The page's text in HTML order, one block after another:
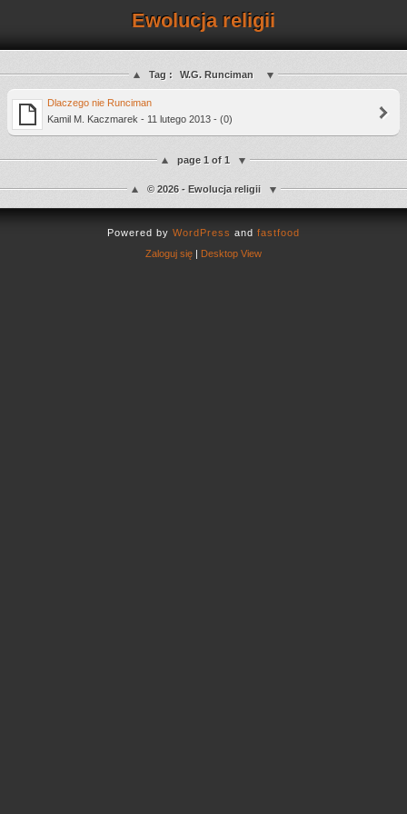
Ewolucja religii
Tag : W.G. Runciman
Dlaczego nie Runciman
Kamil M. Kaczmarek - 11 lutego 2013 - (0)
page 1 of 1
© 2026 - Ewolucja religii
Powered by WordPress and fastfood
Zaloguj się | Desktop View